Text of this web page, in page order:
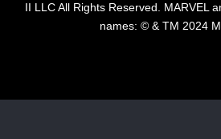
II LLC All Rights Reserved. MARVEL
names: © & TM 2024